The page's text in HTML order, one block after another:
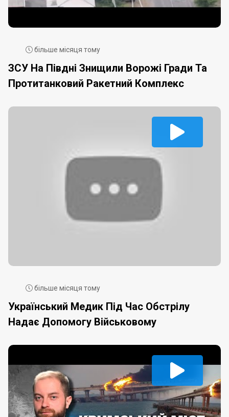
більше місяця тому
ЗСУ На Півдні Знищили Ворожі Гради Та
Протитанковий Ракетний Комплекс
більше місяця тому
Український Медик Під Час Обстрілу
Надає Допомогу Військовому